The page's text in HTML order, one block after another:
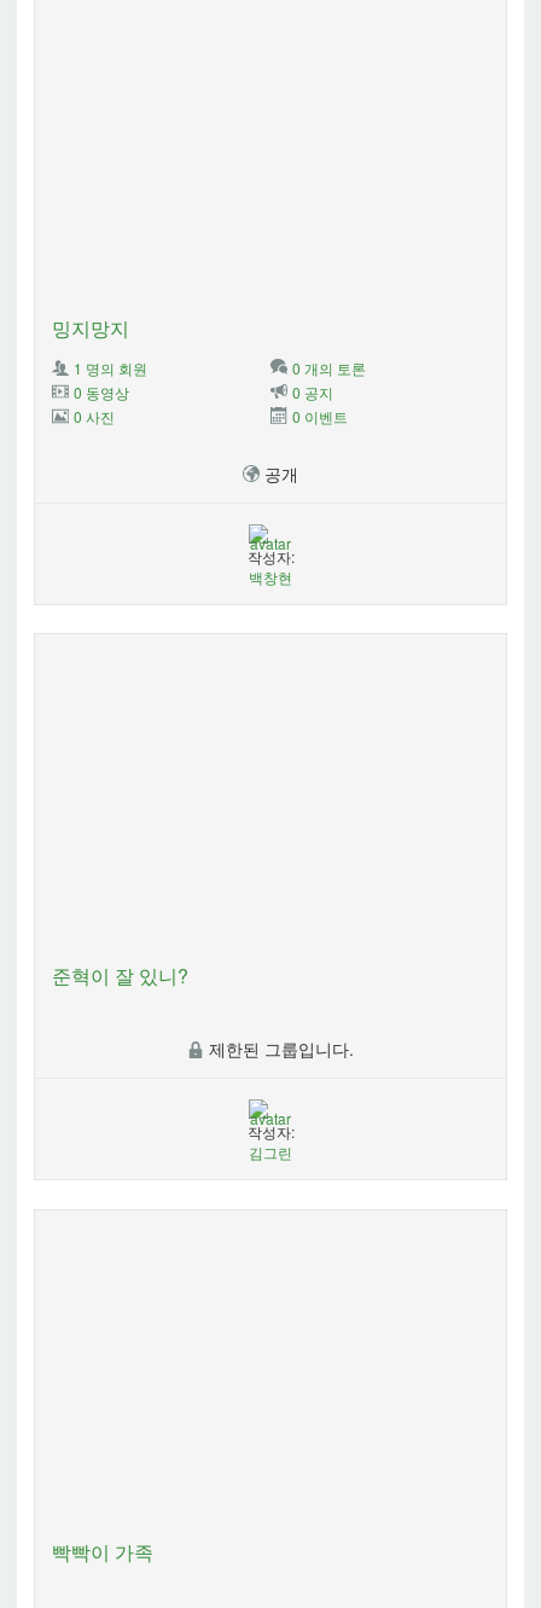
밍지망지
1 명의 회원
0 개의 토론
0 동영상
0 공지
0 사진
0 이벤트
공개
작성자:
백창현
준혁이 잘 있니?
제한된 그룹입니다.
작성자:
김그린
빡빡이 가족